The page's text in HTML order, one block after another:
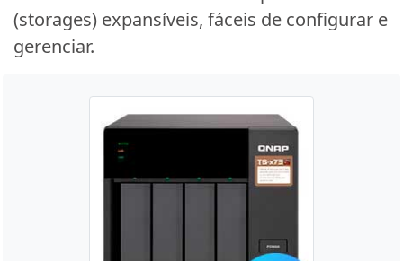
(storages) expansíveis, fáceis de configurar e
gerenciar.